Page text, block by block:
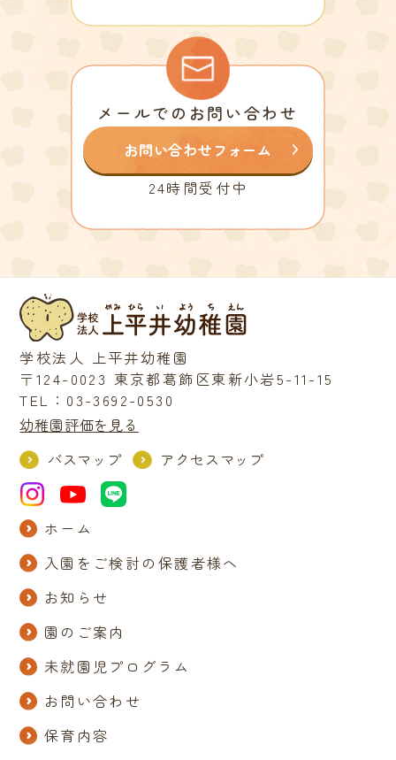
メールでのお問い合わせ
お問い合わせフォーム
24時間受付中
学校法人 上平井幼稚園
〒124-0023 東京都葛飾区東新小岩5-11-15
TEL：03-3692-0530
幼稚園評価を見る
バスマップ
アクセスマップ
ホーム
入園をご検討の保護者様へ
お知らせ
園のご案内
未就園児プログラム
お問い合わせ
保育内容